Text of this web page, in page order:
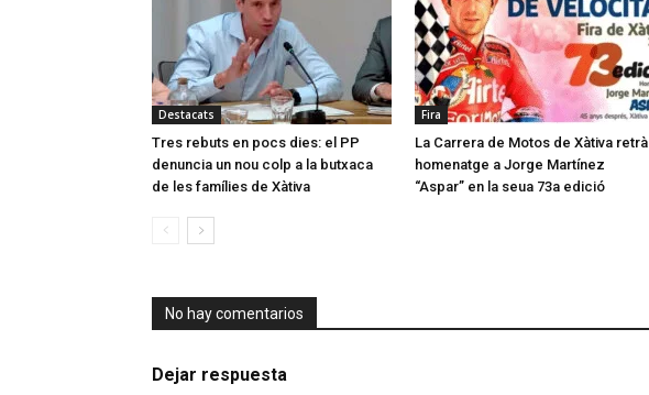
Destacats
Tres rebuts en pocs dies: el PP
denuncia un nou colp a la butxaca
de les famílies de Xàtiva
Fira
La Carrera de Motos de Xàtiva retrà
homenatge a Jorge Martínez
“Aspar” en la seua 73a edició
No hay comentarios
Dejar respuesta